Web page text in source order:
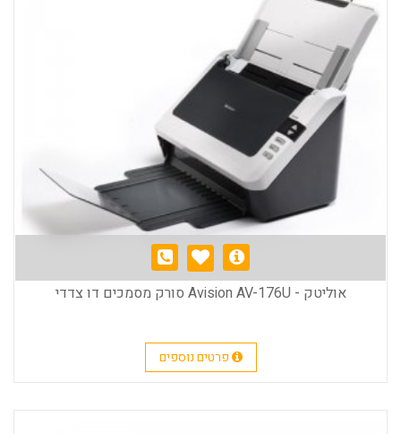
אוליטק - Avision AV-176U סורק מסמכים דו צדדי
פרטים נוספים